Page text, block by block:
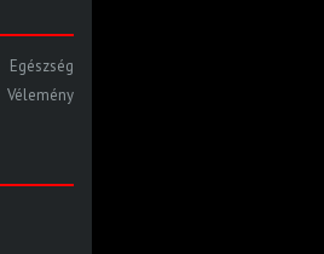
Egészség
Vélemény